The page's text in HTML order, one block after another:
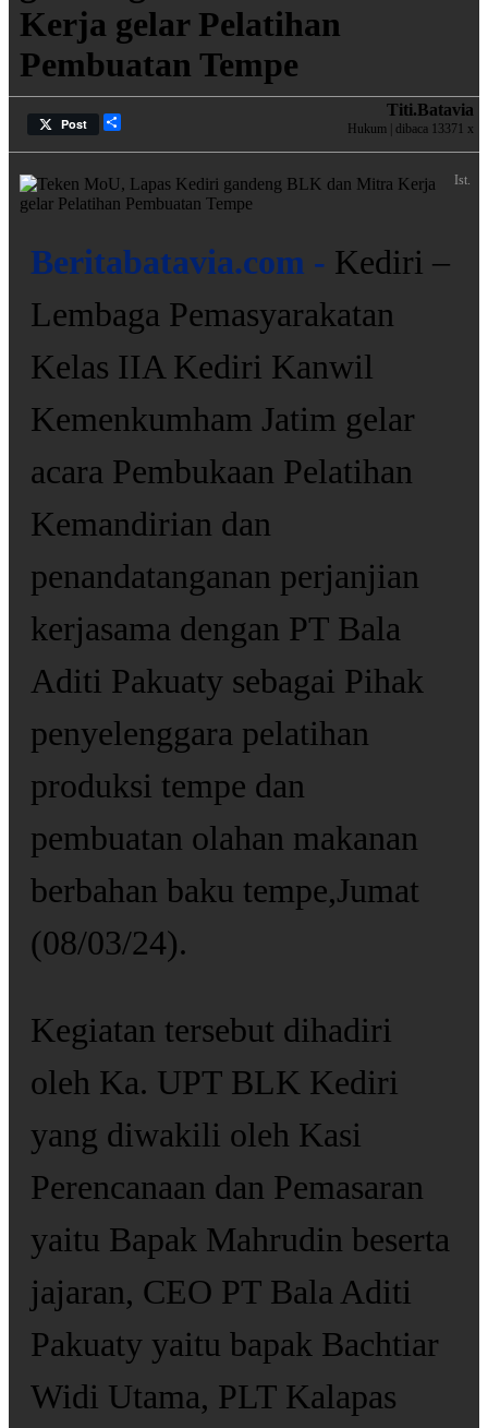
Kerja gelar Pelatihan
Pembuatan Tempe
Post
Titi.batavia
Hukum | dibaca 13371 x
Ist.
Beritabatavia.com - Kediri –
Lembaga Pemasyarakatan
Kelas IIA Kediri Kanwil
Kemenkumham Jatim gelar
acara Pembukaan Pelatihan
Kemandirian dan
penandatanganan perjanjian
kerjasama dengan PT Bala
Aditi Pakuaty sebagai Pihak
penyelenggara pelatihan
produksi tempe dan
pembuatan olahan makanan
berbahan baku tempe,Jumat
(08/03/24).
Kegiatan tersebut dihadiri
oleh Ka. UPT BLK Kediri
yang diwakili oleh Kasi
Perencanaan dan Pemasaran
yaitu Bapak Mahrudin beserta
jajaran, CEO PT Bala Aditi
Pakuaty yaitu bapak Bachtiar
Widi Utama, PLT Kalapas